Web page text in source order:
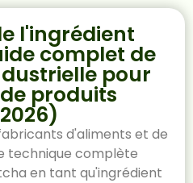
l'ingrédient
complet de
pour
produits
d'aliments et de
technique complète
en tant qu'ingrédient